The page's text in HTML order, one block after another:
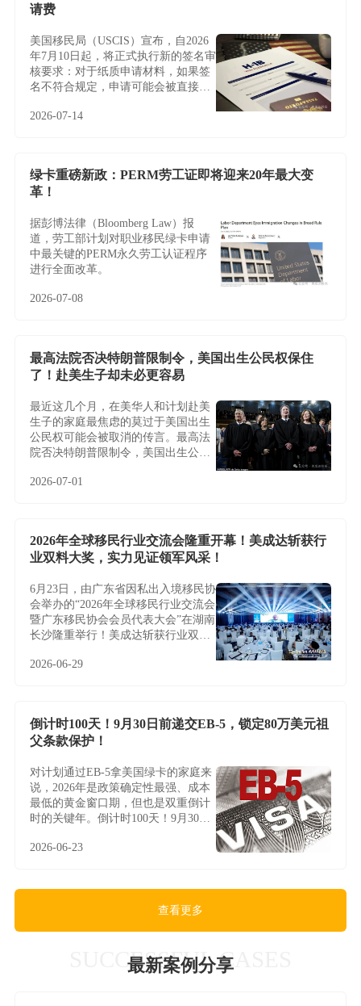
请费
美国移民局（USCIS）宣布，自2026
年7月10日起，将正式执行新的签名审
核要求：对于纸质申请材料，如果签
名不符合规定，申请可能会被直接拒
改机会。
2026-07-14
绿卡重磅新政：PERM劳工证即将迎来20年最大变
革！
据彭博法律（Bloomberg Law）报
道，劳工部计划对职业移民绿卡申请
中最关键的PERM永久劳工认证程序
进行全面改革。
2026-07-08
最高法院否决特朗普限制令，美国出生公民权保住
了！赴美生子却未必更容易
最近这几个月，在美华人和计划赴美
生子的家庭最焦虑的莫过于美国出生
公民权可能会被取消的传言。最高法
院否决特朗普限制令，美国出生公民
2026-07-01
2026年全球移民行业交流会隆重开幕！美成达斩获行
业双料大奖，实力见证领军风采！
6月23日，由广东省因私出入境移民协
会举办的“2026年全球移民行业交流会
暨广东移民协会会员代表大会”在湖南
长沙隆重举行！美成达斩获行业双料
2026-06-29
倒计时100天！9月30日前递交EB-5，锁定80万美元祖
父条款保护！
对计划通过EB-5拿美国绿卡的家庭来
说，2026年是政策确定性最强、成本
最低的黄金窗口期，但也是双重倒计
时的关键年。倒计时100天！9月30日
保护！
2026-06-23
查看更多
SUCCESSFUL CASES
最新案例分享